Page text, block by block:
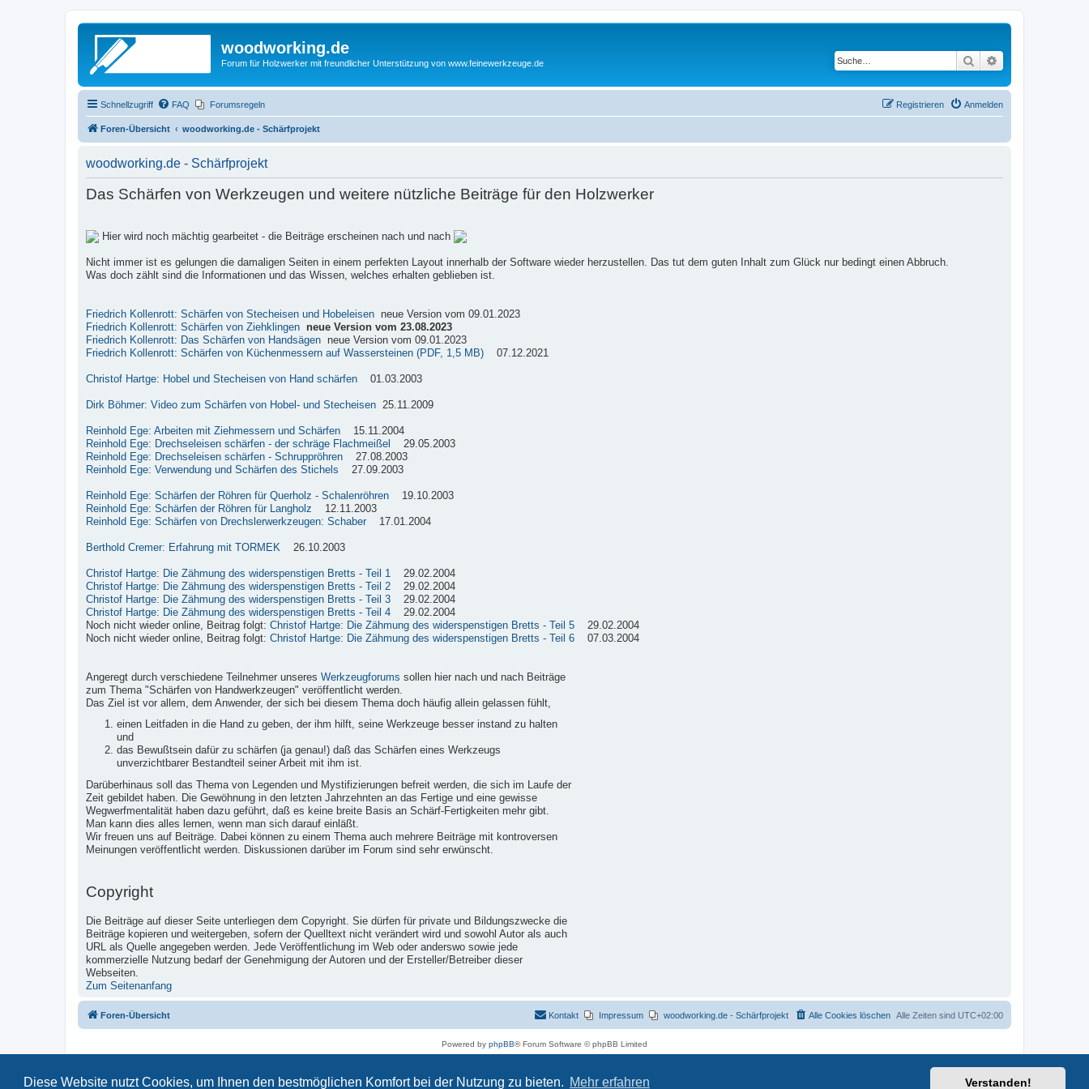
Diese Website nutzt Cookies, um Ihnen den bestmöglichen Komfort bei der Nutzung zu bieten. Mehr erfahren Verstanden!
woodworking.de
Forum für Holzwerker mit freundlicher Unterstützung von www.feinewerkzeuge.de Suche
Schnellzugriff FAQ Forumsregeln Anmelden
Registrieren
Foren-Übersicht woodworking.de - Schärfprojekt
woodworking.de - Schärfprojekt
Das Schärfen von Werkzeugen und weitere nützliche Beiträge für den Holzwerker
Hier wird noch mächtig gearbeitet - die Beiträge erscheinen nach und nach
Nicht immer ist es gelungen die damaligen Seiten in einem perfekten Layout innerhalb der Software wieder herzustellen. Das tut dem guten Inhalt zum Glück nur bedingt einen Abbruch.
Was doch zählt sind die Informationen und das Wissen, welches erhalten geblieben ist.
Friedrich Kollenrott: Schärfen von Stecheisen und Hobeleisen neue Version vom 09.01.2023
Friedrich Kollenrott: Schärfen von Ziehklingen
neue Version vom 23.08.2023
Friedrich Kollenrott: Das Schärfen von Handsägen neue Version vom 09.01.2023
Friedrich Kollenrott: Schärfen von Küchenmessern auf Wassersteinen (PDF, 1,5 MB) 07.12.2021
Christof Hartge: Hobel und Stecheisen von Hand schärfen 01.03.2003
Dirk Böhmer: Video zum Schärfen von Hobel- und Stecheisen 25.11.2009
Reinhold Ege: Arbeiten mit Ziehmessern und Schärfen 15.11.2004
Reinhold Ege: Drechseleisen schärfen - der schräge Flachmeißel
29.05.2003
Reinhold Ege: Drechseleisen schärfen - Schruppröhren 27.08.2003
Reinhold Ege: Verwendung und Schärfen des Stichels 27.09.2003
Reinhold Ege: Schärfen der Röhren für Querholz - Schalenröhren 19.10.2003
Reinhold Ege: Schärfen der Röhren für Langholz 12.11.2003
Reinhold Ege: Schärfen von Drechslerwerkzeugen: Schaber 17.01.2004
Berthold Cremer: Erfahrung mit TORMEK 26.10.2003
Christof Hartge: Die Zähmung des widerspenstigen Bretts - Teil 1 29.02.2004
Christof Hartge: Die Zähmung des widerspenstigen Bretts - Teil 2 29.02.2004
Christof Hartge: Die Zähmung des widerspenstigen Bretts - Teil 3 29.02.2004
Christof Hartge: Die Zähmung des widerspenstigen Bretts - Teil 4 29.02.2004
Noch nicht wieder online, Beitrag folgt: Christof Hartge: Die Zähmung des widerspenstigen Bretts - Teil 5 29.02.2004
Noch nicht wieder online, Beitrag folgt: Christof Hartge: Die Zähmung des widerspenstigen Bretts - Teil 6 07.03.2004
Angeregt durch verschiedene Teilnehmer unseres Werkzeugforums sollen hier nach und nach Beiträge
zum Thema "Schärfen von Handwerkzeugen" veröffentlicht werden.
Das Ziel ist vor allem, dem Anwender, der sich bei diesem Thema doch häufig allein gelassen fühlt,
einen Leitfaden in die Hand zu geben, der ihm hilft, seine Werkzeuge besser instand zu halten
und
das Bewußtsein dafür zu schärfen (ja genau!) daß das Schärfen eines Werkzeugs
unverzichtbarer Bestandteil seiner Arbeit mit ihm ist.
Darüberhinaus soll das Thema von Legenden und Mystifizierungen befreit werden, die sich im Laufe der
Zeit gebildet haben. Die Gewöhnung in den letzten Jahrzehnten an das Fertige und eine gewisse
Wegwerfmentalität haben dazu geführt, daß es keine breite Basis an Schärf-Fertigkeiten mehr gibt.
Man kann dies alles lernen, wenn man sich darauf einläßt.
Wir freuen uns auf Beiträge. Dabei können zu einem Thema auch mehrere Beiträge mit kontroversen
Meinungen veröffentlicht werden. Diskussionen darüber im Forum sind sehr erwünscht.
Copyright
Die Beiträge auf dieser Seite unterliegen dem Copyright. Sie dürfen für private und Bildungszwecke die
Beiträge kopieren und weitergeben, sofern der Quelltext nicht verändert wird und sowohl Autor als auch
URL als Quelle angegeben werden. Jede Veröffentlichung im Web oder anderswo sowie jede
kommerzielle Nutzung bedarf der Genehmigung der Autoren und der Ersteller/Betreiber dieser
Webseiten.
Zum Seitenanfang
Foren-Übersicht Alle Zeiten sind UTC+02:00
Alle Cookies löschen
woodworking.de - Schärfprojekt
Impressum
Kontakt
Powered by phpBB® Forum Software © phpBB Limited